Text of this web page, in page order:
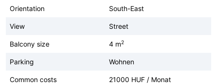
Orientation South-East
View Street
Balcony size 4 m2
Parking Wohnen
Common costs
21000 HUF / Monat